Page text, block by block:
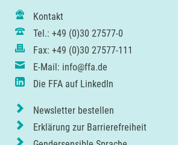
Kontakt
Tel.: +49 (0)30 27577-0
Fax: +49 (0)30 27577-111
E-Mail: info@ffa.de
Die FFA auf LinkedIn
Newsletter bestellen
Erklärung zur Barrierefreiheit